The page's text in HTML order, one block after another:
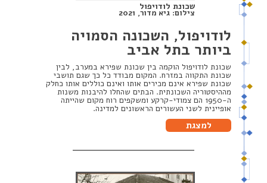
שכונת לודויפול
צילום: גיא מדור, 2021
לודויפול, השכונה הסמויה
ביותר בתל אביב
שכונת לודויפול הוקמה בין שכונת שפירא במערב, לבין
שכונת התקווה במזרח. המקום מבודד כל כך שגם תושבי
שכונת שפירא אינם מכירים אותו ואינם כוללים אותו כחלק
מההיסטוריה השכונתית. הבתים שהחלו להיבנות משנות
ה-1950 הם צמודי-קרקע ומשקפים רוח מקום שהייתה
אופיינית לשני העשורים הראשונים למדינה.
למצגת